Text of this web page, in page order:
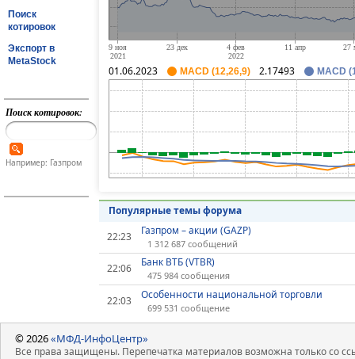
Поиск
котировок
Экспорт в
MetaStock
Поиск котировок:
Например: Газпром
01.06.2023 MACD (12,26,9) 2.17493 MACD
Популярные темы форума
22:23
Газпром – акции (GAZP)
1 312 687 сообщений
22:06 Банк ВТБ (VTBR)
475 984 сообщения
22:03 Особенности национальной торговли
699 531 сообщение
© 2026«МФД-ИнфоЦентр»
Все права защищены. Перепечатка материалов возможна только со